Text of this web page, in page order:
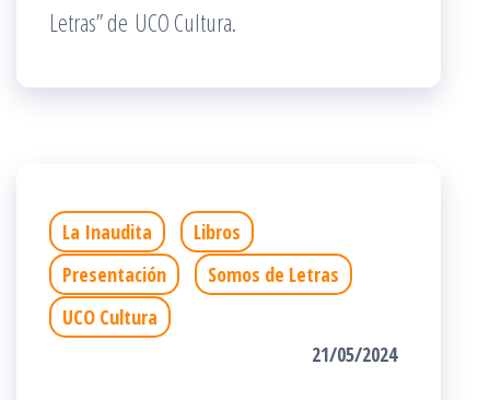
Letras” de UCO Cultura.
La Inaudita
Libros
Presentación
Somos de Letras
UCO Cultura
21/05/2024